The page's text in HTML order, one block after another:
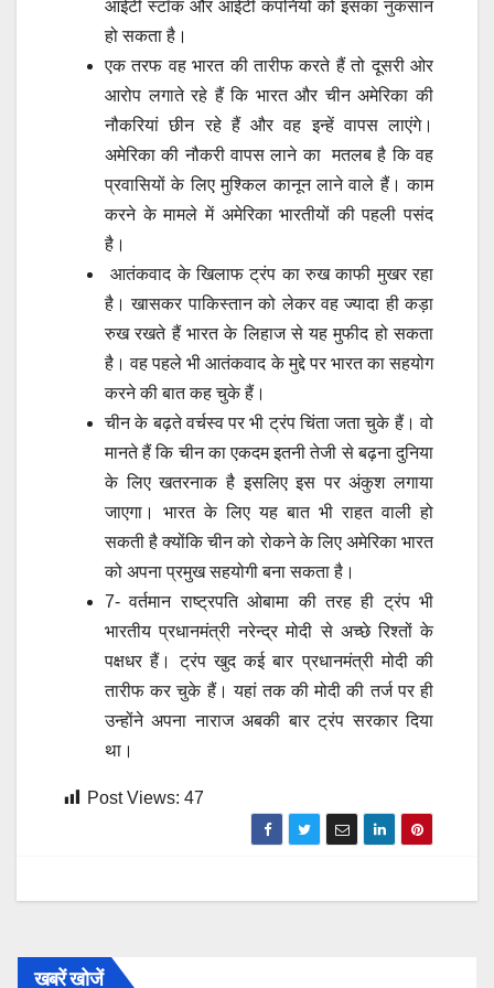
आईटी स्टॉक और आईटी कंपनियों को इसका नुकसान
हो सकता है।
एक तरफ वह भारत की तारीफ करते हैं तो दूसरी ओर
आरोप लगाते रहे हैं कि भारत और चीन अमेरिका की
नौकरियां छीन रहे हैं और वह इन्हें वापस लाएंगे।
अमेरिका की नौकरी वापस लाने का मतलब है कि वह
प्रवासियों के लिए मुश्किल कानून लाने वाले हैं। काम
करने के मामले में अमेरिका भारतीयों की पहली पसंद
है।
आतंकवाद के खिलाफ ट्रंप का रुख काफी मुखर रहा
है। खासकर पाकिस्तान को लेकर वह ज्यादा ही कड़ा
रुख रखते हैं भारत के लिहाज से यह मुफीद हो सकता
है। वह पहले भी आतंकवाद के मुद्दे पर भारत का सहयोग
करने की बात कह चुके हैं।
चीन के बढ़ते वर्चस्व पर भी ट्रंप चिंता जता चुके हैं। वो
मानते हैं कि चीन का एकदम इतनी तेजी से बढ़ना दुनिया
के लिए खतरनाक है इसलिए इस पर अंकुश लगाया
जाएगा। भारत के लिए यह बात भी राहत वाली हो
सकती है क्योंकि चीन को रोकने के ‌लिए अमेरिका भारत
को अपना प्रमुख सहयोगी बना सकता है।
7- वर्तमान राष्ट्रपति ओबामा की तरह ही ट्रंप भी
भारतीय प्रधानमंत्री नरेन्द्र मोदी से अच्छे रिश्तों के
पक्षधर हैं। ट्रंप खुद कई बार प्रधानमंत्री मोदी की
तारीफ कर चुके हैं। यहां तक की मोदी की तर्ज पर ही
उन्होंने अपना नाराज अबकी बार ट्रंप सरकार दिया
था।
Post Views: 47
खबरें खोजें